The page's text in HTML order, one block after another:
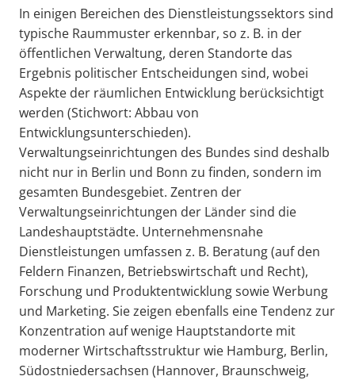
In einigen Bereichen des Dienstleistungssektors sind
typische Raummuster erkennbar, so z. B. in der
öffentlichen Verwaltung, deren Standorte das
Ergebnis politischer Entscheidungen sind, wobei
Aspekte der räumlichen Entwicklung berücksichtigt
werden (Stichwort: Abbau von
Entwicklungsunterschieden).
Verwaltungseinrichtungen des Bundes sind deshalb
nicht nur in Berlin und Bonn zu finden, sondern im
gesamten Bundesgebiet. Zentren der
Verwaltungseinrichtungen der Länder sind die
Landeshauptstädte. Unternehmensnahe
Dienstleistungen umfassen z. B. Beratung (auf den
Feldern Finanzen, Betriebswirtschaft und Recht),
Forschung und Produktentwicklung sowie Werbung
und Marketing. Sie zeigen ebenfalls eine Tendenz zur
Konzentration auf wenige Hauptstandorte mit
moderner Wirtschaftsstruktur wie Hamburg, Berlin,
Südostniedersachsen (Hannover, Braunschweig,